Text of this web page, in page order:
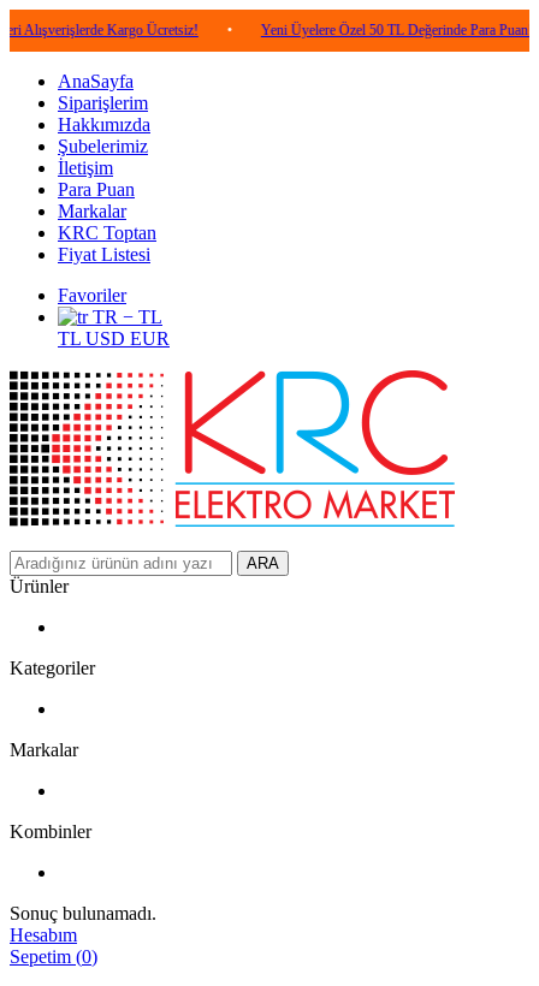
Kargo Ücretsiz! • Yeni Üyelere Özel 50 TL Değerinde Para Puan! •
AnaSayfa
Siparişlerim
Hakkımızda
Şubelerimiz
İletişim
Para Puan
Markalar
KRC Toptan
Fiyat Listesi
Favoriler
TR − TL
TL USD EUR
ARA
Ürünler
Kategoriler
Markalar
Kombinler
Sonuç bulunamadı.
Hesabım
Sepetim (0)